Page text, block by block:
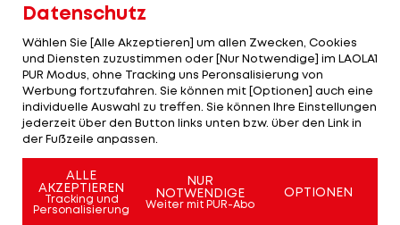
2014 Brasilien Halbfinale
Deutschland
2014 Brasilien Halbfinale
Argentinien -
Niederlande
Endspiel-Teilnahmen:
Brasilien undDeutschland
Datenschutz
Wählen Sie [Alle Akzeptieren] um allen Zwecken, Cookies
und Diensten zuzustimmen oder [Nur Notwendige] im LAOLA1
PUR Modus, ohne Tracking uns Peronsalisierung von
Werbung fortzufahren. Sie können mit [Optionen] auch eine
individuelle Auswahl zu treffen. Sie können Ihre Einstellungen
jederzeit über den Button links unten bzw. über den Link in
der Fußzeile anpassen.
ALLE
AKZEPTIEREN
Tracking und
Personalisierung
NUR
NOTWENDIGE
Weiter mit PUR-Abo
OPTIONEN